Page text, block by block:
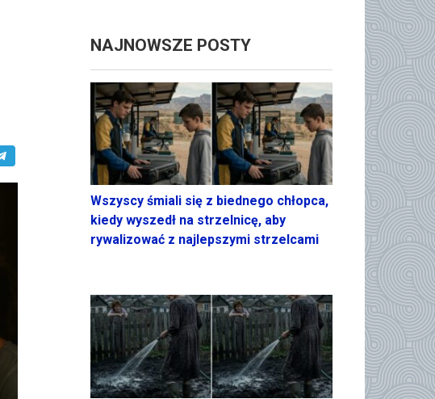
NAJNOWSZE POSTY
Wszyscy śmiali się z biednego chłopca,
kiedy wyszedł na strzelnicę, aby
rywalizować z najlepszymi strzelcami